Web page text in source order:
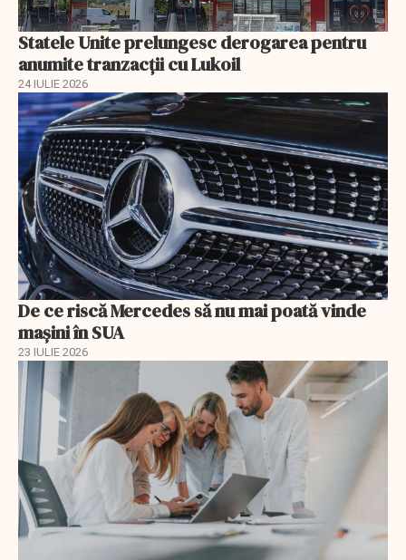
Statele Unite prelungesc derogarea pentru
anumite tranzacții cu Lukoil
24 IULIE 2026
De ce riscă Mercedes să nu mai poată vinde
mașini în SUA
23 IULIE 2026